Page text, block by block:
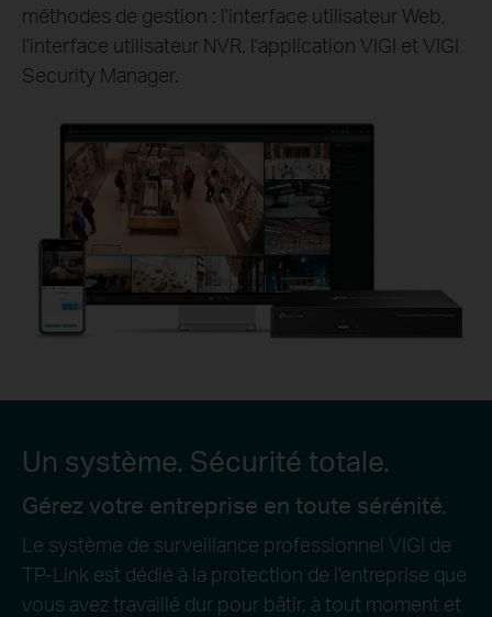
méthodes de gestion : l'interface utilisateur Web,
l'interface utilisateur NVR, l'application VIGI et VIGI
Security Manager.
Un système. Sécurité totale.
Gérez votre entreprise en toute sérénité.
Le système de surveillance professionnel VIGI de
TP-Link est dédié à la protection de l'entreprise que
vous avez travaillé dur pour bâtir, à tout moment et